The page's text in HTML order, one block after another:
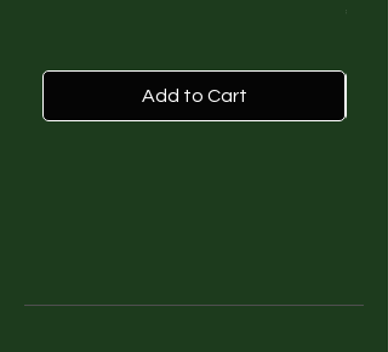
Add to Cart
Price